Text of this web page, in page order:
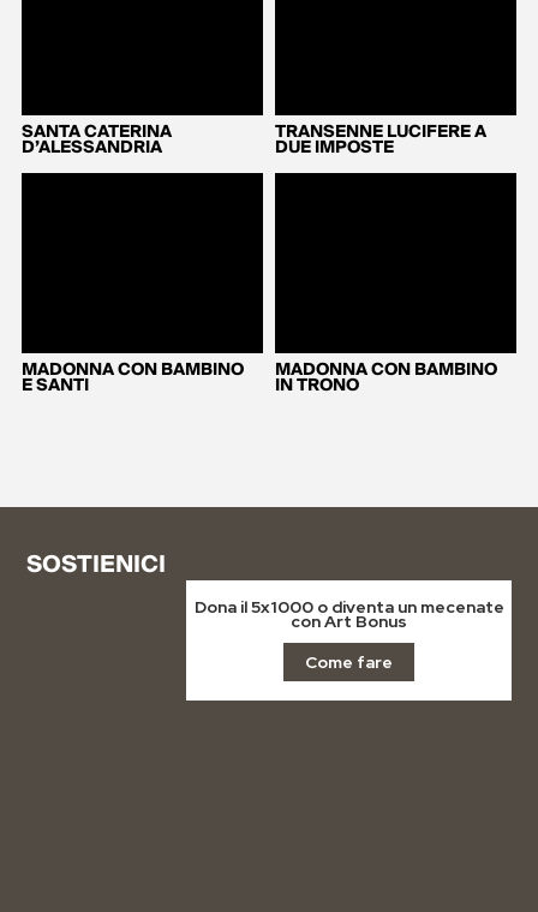
SANTA CATERINA
D’ALESSANDRIA
TRANSENNE LUCIFERE A
DUE IMPOSTE
MADONNA CON BAMBINO
E SANTI
MADONNA CON BAMBINO
IN TRONO
SOSTIENICI
Dona il 5x1000 o diventa un mecenate
con Art Bonus
Come fare